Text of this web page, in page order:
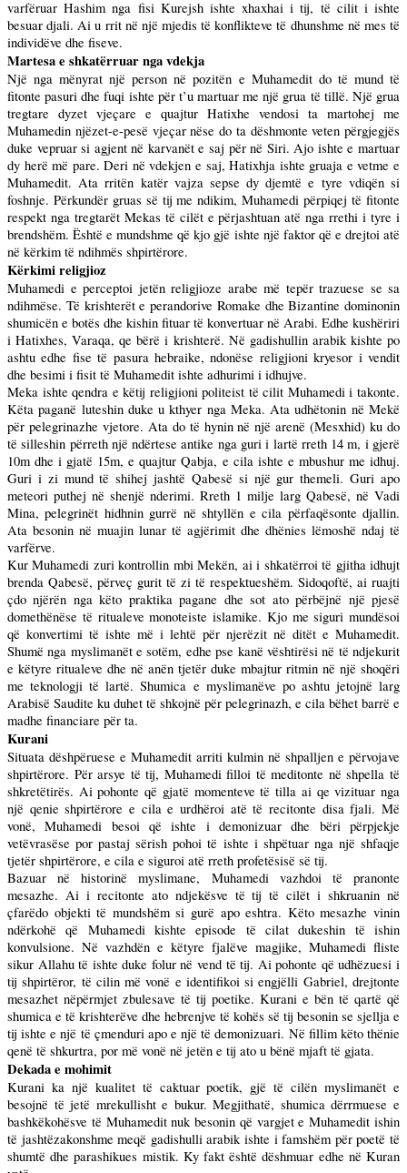
varfëruar Hashim nga fisi Kurejsh ishte xhaxhai i tij, të cilit i ishte
besuar djali. Ai u rrit në një mjedis të konflikteve të dhunshme në mes të
individëve dhe fiseve.
Martesa e shkatërruar nga vdekja
Një nga mënyrat një person në pozitën e Muhamedit do të mund të
fitonte pasuri dhe fuqi ishte për t’u martuar me një grua të tillë. Një grua
tregtare dyzet vjeçare e quajtur Hatixhe vendosi ta martohej me
Muhamedin njëzet-e-pesë vjeçar nëse do ta dëshmonte veten përgjegjës
duke vepruar si agjent në karvanët e saj për në Siri. Ajo ishte e martuar
dy herë më pare. Deri në vdekjen e saj, Hatixhja ishte gruaja e vetme e
Muhamedit. Ata rritën katër vajza sepse dy djemtë e tyre vdiqën si
foshnje. Përkundër gruas së tij me ndikim, Muhamedi përpiqej të fitonte
respekt nga tregtarët Mekas të cilët e përjashtuan atë nga rrethi i tyre i
brendshëm. Është e mundshme që kjo gjë ishte një faktor që e drejtoi atë
në kërkim të ndihmës shpirtërore.
Kërkimi religjioz
Muhamedi e perceptoi jetën religjioze arabe më tepër trazuese se sa
ndihmëse. Të krishterët e perandorive Romake dhe Bizantine dominonin
shumicën e botës dhe kishin fituar të konvertuar në Arabi. Edhe kushëriri
i Hatixhes, Varaqa, qe bërë i krishterë. Në gadishullin arabik kishte po
ashtu edhe fise të pasura hebraike, ndonëse religjioni kryesor i vendit
dhe besimi i fisit të Muhamedit ishte adhurimi i idhujve.
Meka ishte qendra e këtij religjioni politeist të cilit Muhamedi i takonte.
Këta paganë luteshin duke u kthyer nga Meka. Ata udhëtonin në Mekë
për pelegrinazhe vjetore. Ata do të hynin në një arenë (Mesxhid) ku do
të silleshin përreth një ndërtese antike nga guri i lartë rreth 14 m, i gjerë
10m dhe i gjatë 15m, e quajtur Qabja, e cila ishte e mbushur me idhuj.
Guri i zi mund të shihej jashtë Qabesë si një gur themeli. Guri apo
meteori puthej në shenjë nderimi. Rreth 1 milje larg Qabesë, në Vadi
Mina, pelegrinët hidhnin gurrë në shtyllën e cila përfaqësonte djallin.
Ata besonin në muajin lunar të agjërimit dhe dhënies lëmoshë ndaj të
varfërve.
Kur Muhamedi zuri kontrollin mbi Mekën, ai i shkatërroi të gjitha idhujt
brenda Qabesë, përveç gurit të zi të respektueshëm. Sidoqoftë, ai ruajti
çdo njërën nga këto praktika pagane dhe sot ato përbëjnë një pjesë
domethënëse të ritualeve monoteiste islamike. Kjo me siguri mundësoi
që konvertimi të ishte më i lehtë për njerëzit në ditët e Muhamedit.
Shumë nga myslimanët e sotëm, edhe pse kanë vështirësi në të ndjekurit
e këtyre ritualeve dhe në anën tjetër duke mbajtur ritmin në një shoqëri
me teknologji të lartë. Shumica e myslimanëve po ashtu jetojnë larg
Arabisë Saudite ku duhet të shkojnë për pelegrinazh, e cila bëhet barrë e
madhe financiare për ta.
Kurani
Situata dëshpëruese e Muhamedit arriti kulmin në shpalljen e përvojave
shpirtërore. Për arsye të tij, Muhamedi filloi të meditonte në shpella të
shkretëtirës. Ai pohonte që gjatë momenteve të tilla ai qe vizituar nga
një qenie shpirtërore e cila e urdhëroi atë të recitonte disa fjali. Më
vonë, Muhamedi besoi që ishte i demonizuar dhe bëri përpjekje
vetëvrasëse por pastaj sërish pohoi të ishte i shpëtuar nga një shfaqje
tjetër shpirtërore, e cila e siguroi atë rreth profetësisë së tij.
Bazuar në historinë myslimane, Muhamedi vazhdoi të pranonte
mesazhe. Ai i recitonte ato ndjekësve të tij të cilët i shkruanin në
çfarëdo objekti të mundshëm si gurë apo eshtra. Këto mesazhe vinin
ndërkohë që Muhamedi kishte episode të cilat dukeshin të ishin
konvulsione. Në vazhdën e këtyre fjalëve magjike, Muhamedi fliste
sikur Allahu të ishte duke folur në vend të tij. Ai pohonte që udhëzuesi i
tij shpirtëror, të cilin më vonë e identifikoi si engjëlli Gabriel, drejtonte
mesazhet nëpërmjet zbulesave të tij poetike. Kurani e bën të qartë që
shumica e të krishterëve dhe hebrenjve të kohës së tij besonin se sjellja e
tij ishte e një të çmenduri apo e një të demonizuari. Në fillim këto thënie
qenë të shkurtra, por më vonë në jetën e tij ato u bënë mjaft të gjata.
Dekada e mohimit
Kurani ka një kualitet të caktuar poetik, gjë të cilën myslimanët e
besojnë të jetë mrekullisht e bukur. Megjithatë, shumica dërrmuese e
bashkëkohësve të Muhamedit nuk besonin që vargjet e Muhamedit ishin
të jashtëzakonshme meqë gadishulli arabik ishte i famshëm për poetë të
shumtë dhe parashikues mistik. Ky fakt është dëshmuar edhe në Kuran